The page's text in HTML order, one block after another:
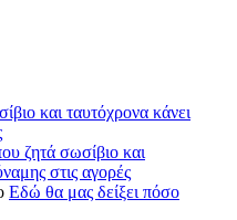
και ταυτόχρονα κάνει
ζητά σωσίβιο και
στις αγορές
Εδώ θα μας δείξει πόσο